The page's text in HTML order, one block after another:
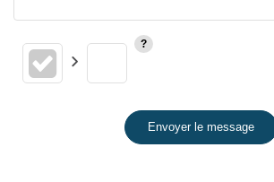
Envoyer le message